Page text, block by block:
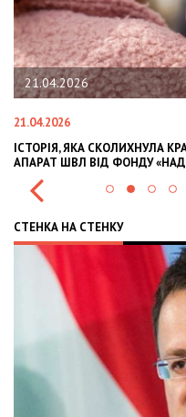
МАРК ОТРИМАВ
02.02.2026
OLEKSII
СТЕНКА НА СТЕНКУ